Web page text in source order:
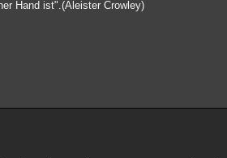
Hand ist".(Aleister Crowley)